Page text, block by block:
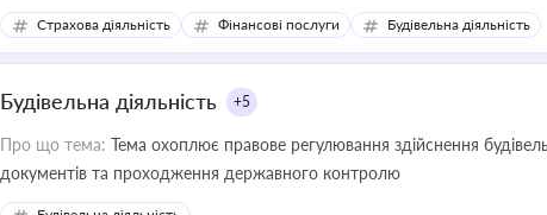
медійних змін у цій сфері корисне для власника бізнесу, керівника,
приватизації, оренди державного майна, корпоративних угод і
Страхова діяльність Фінансові послуги Будівельна діяльність
Будівельна діяльність +5
Про що тема: Тема охоплює правове регулювання здійснення
документів та проходження державного контролю